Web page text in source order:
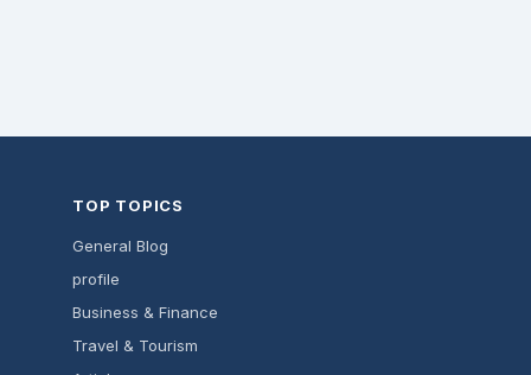
TOP TOPICS
General Blog
profile
Business & Finance
Travel & Tourism